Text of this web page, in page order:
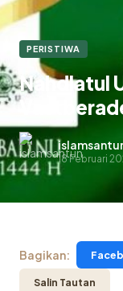
PERISTIWA
Nahdlatul
18 Februari
Bagikan:
Salin Tautan